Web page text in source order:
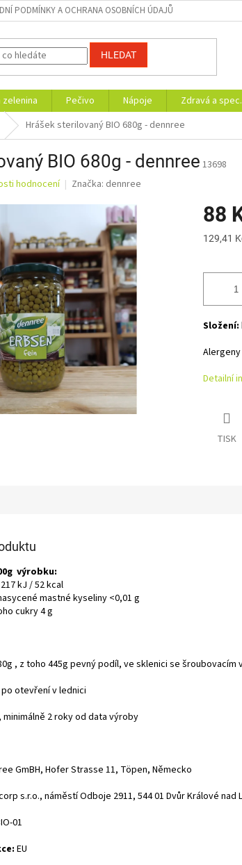
PODMÍNKY A OCHRANA OSOBNÍCH ÚDAJŮ
HLEDAT
Pečivo Nápoje Zdravá a
Hrášek sterilovaný BIO 680g - dennree
BIO 680g - dennree 13698
hodnocení Značka: dennree
88
Měrná
129,41
Složení:
Detailní
TISK
výrobku:
kJ / 52 kcal
mastné kyseliny <0,01 g
cukry 4 g
, z toho 445g pevný podíl, ve sklenici se šroubovacím
otevření v lednici
minimálně 2 roky od data výroby
GmBH, Hofer Strasse 11, Töpen, Německo
s.r.o., náměstí Odboje 2911, 544 01 Dvůr Králové nad
01
EU